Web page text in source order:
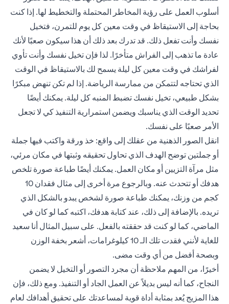
أسلوب العمل على رؤية المخاطر المحتملة والتخطيط لها. إذا كنت
بحاجة إلى الاستيقاظ في وقت معين كل يوم للتمرن، فتخيل
نفسك وأنت تفعل ذلك. قد تدرك بعد ذلك أن هذا سيكون صعبًا لأنك
عادة ما تذهب إلى الفراش متأخرًا. لذا فإن تخيل نفسك وأنت تأوي
لفراشك في وقت معين كل ليلة يسمح لك بالاستيقاظ في الوقت
الذي تحتاجه لتتمكن من ممارسة الرياضة. إذا لم تكن تنهض مبكرًا
بشكل طبيعي، تخيل نفسك تضبط المنبه كل ليلة. يمكنك أيضًا
تحديد الوقت الذي يناسبك ويضمن استمرارية التنفيذ كي لا تجعل
الأمر صعبًا على نفسك.
انقل الصور الذهنية من عقلك إلى واقع: خذ ورقة واكتب فيها جملة
أو جملتين توضح الهدف الذي تحاول تحقيقه وثبتها في مكان مرئي،
مثل مرآة التزيين أو مكان العمل. يمكنك أيضًا طباعة صورة تلخص
هدفك أو تتحدث عنه. وبالرجوع مرة أخرى إلى مثال فقدان 10
كجم من وزنك، يمكنك طباعة صورة لشخص يبدو بالشكل الذي
تريده. بالإضافة إلى ذلك، عند كتابة هدفك، اكتبه كما لو كان في
الماضي، كما لو كنت قد حققته بالفعل. على سبيل المثال أنا سعيد
للغاية لأنني فقدت تلك الـ 10 كيلوغرامات، أشعر بخفة الوزن
وبصحة أفضل من أي وقت مضى.
أخيرًا، من المهم ملاحظة أن مجرد التصور أو التخيل لا يضمن
النجاح، كما أنه ليس بديلاً عن العمل الجاد أو التنفيذ. ومع ذلك، فإن
هذا المزيج يُعد بمثابة أداة قوية لمساعدتك على تحقيق أهدافك لعام